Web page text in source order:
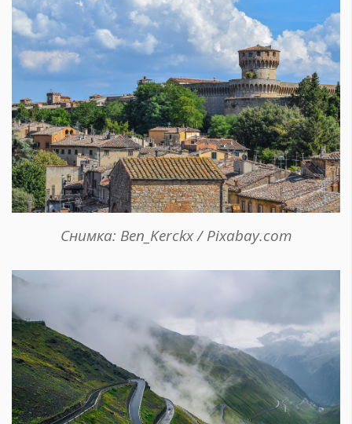
Снимка: Ben_Kerckx / Pixabay.com